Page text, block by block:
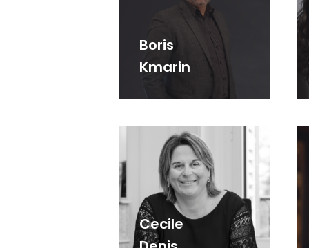
Boris
Kmarin
Cecile